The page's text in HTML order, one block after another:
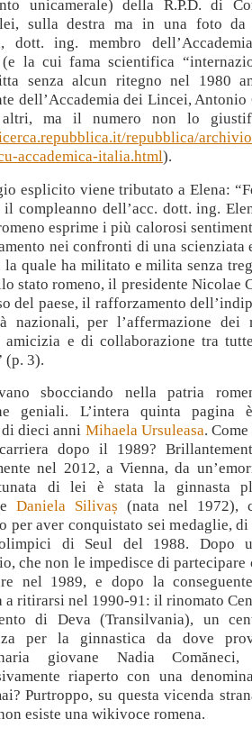
unicamerale) della R.P.D. di
sulla destra ma in una foto da
dott. ing. membro
(e la cui fama scientifica
senza alcun ritegno nel 1980
dell’Accademia dei Lincei,
ma il numero non lo
repubblica/
accademica-italia.html).
esplicito viene tributato a Elena:
il compleanno dell’acc. dott. ing.
esprime i più calorosi
nei confronti di una scienziata
la quale ha militato e milita senza
stato romeno, il presidente Nicolae
del paese, il rafforzamento
nazionali, per l’affermazione
amicizia e di collaborazione tra
(p. 3).
sbocciando nella patria
geniali. L’intera quinta pagina
dieci anni Mihaela Ursuleasa.
dopo il 1989?
nel 2012, a Vienna, da
di lei è stata la ginnasta
Daniela Silivaș (nata nel 1972),
per aver conquistato sei medaglie,
di Seul del 1988. Dopo
che non le impedisce di partecipare
nel 1989, e dopo la
a ritirarsi nel 1990-91: il rinomato
di Deva (Transilvania), un
per la ginnastica da dove
giovane Nadia
riaperto con una
Purtroppo, su questa vicenda
esiste una wikivoce romena.